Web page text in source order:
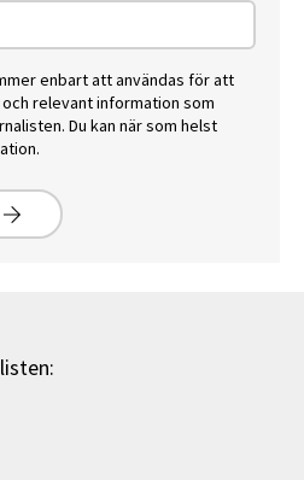
enbart att användas för att
relevant information som
Du kan när som helst